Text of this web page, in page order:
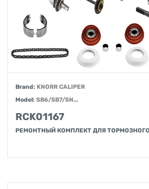
Brand: KNORR CALIPER
Model: SB6/SB7/SN...
RCK01167
РЕМОНТНЫЙ КОМПЛЕКТ ДЛЯ